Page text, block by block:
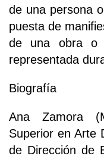
de una persona
puesta de
de una obra o
representada
Biografía
Ana Zamora
Superior en Arte
de Dirección de